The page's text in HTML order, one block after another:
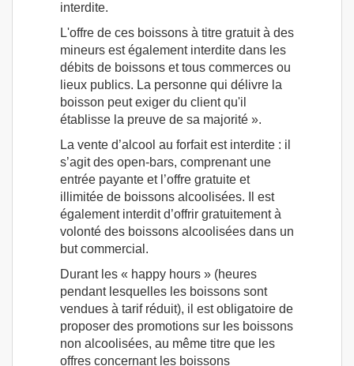
interdite.
L'offre de ces boissons à titre gratuit à des
mineurs est également interdite dans les
débits de boissons et tous commerces ou
lieux publics. La personne qui délivre la
boisson peut exiger du client qu'il
établisse la preuve de sa majorité ».
La vente d’alcool au forfait est interdite : il
s’agit des open-bars, comprenant une
entrée payante et l’offre gratuite et
illimitée de boissons alcoolisées. Il est
également interdit d’offrir gratuitement à
volonté des boissons alcoolisées dans un
but commercial.
Durant les « happy hours » (heures
pendant lesquelles les boissons sont
vendues à tarif réduit), il est obligatoire de
proposer des promotions sur les boissons
non alcoolisées, au même titre que les
offres concernant les boissons